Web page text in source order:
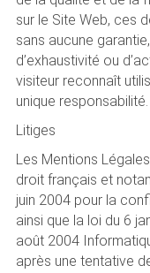
sur le Site Web, ces
sans aucune
d’exhaustivité ou
visiteur reconnaît
unique responsabilité.
Litiges
Les Mentions
droit français et
juin 2004 pour la
ainsi que la loi du 6
août 2004
après une tentative